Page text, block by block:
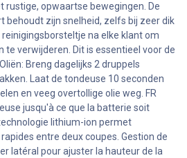
rustige, opwaartse bewegingen. De
behoudt zijn snelheid, zelfs bij zeer dik
reinigingsborsteltje na elke klant om
te verwijderen. Dit is essentieel voor de
Breng dagelijks 2 druppels
Laat de tondeuse 10 seconden
en veeg overtollige olie weg. FR
jusqu'à ce que la batterie soit
lithium-ion permet
entre deux coupes. Gestion de
latéral pour ajuster la hauteur de la